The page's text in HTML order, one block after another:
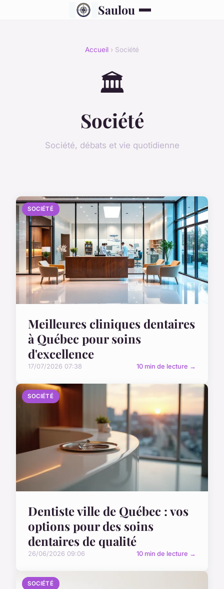
Saulou
Accueil › Société
🏛️
Société
Société, débats et vie quotidienne
SOCIÉTÉ
Meilleures cliniques dentaires
à Québec pour soins
d'excellence
17/07/2026 07:38 10 min de lecture →
SOCIÉTÉ
Dentiste ville de Québec : vos
options pour des soins
dentaires de qualité
26/06/2026 09:06 10 min de lecture →
SOCIÉTÉ